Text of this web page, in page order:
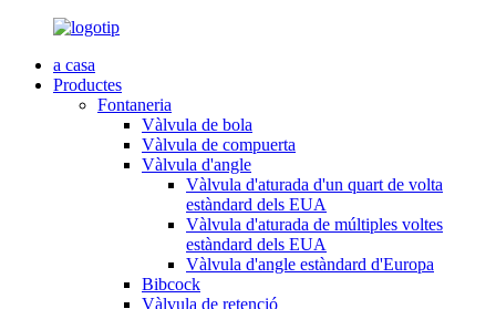
a casa
Productes
Fontaneria
Vàlvula de bola
Vàlvula de compuerta
Vàlvula d'angle
Vàlvula d'aturada d'un quart de volta
estàndard dels EUA
Vàlvula d'aturada de múltiples voltes
estàndard dels EUA
Vàlvula d'angle estàndard d'Europa
Bibcock
Vàlvula de retenció